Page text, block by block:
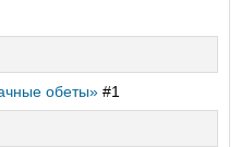
обеты» #1